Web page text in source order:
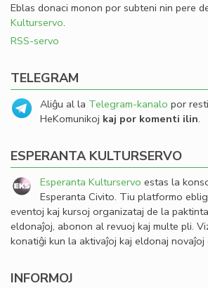
Eblas donaci monon por subteni nin pere
Kulturservo.
RSS-servo
TELEGRAM
Aliĝu al la Telegram-kanalo por
HeKomunikoj kaj por komenti ilin.
ESPERANTA KULTURSERVO
Esperanta Kulturservo estas la
Esperanta Civito. Tiu platformo
eventoj kaj kursoj organizataj de la
eldonaĵoj, abonon al revuoj kaj multe pli.
konatiĝi kun la aktivaĵoj kaj eldonaj novaĵoj
INFORMOJ